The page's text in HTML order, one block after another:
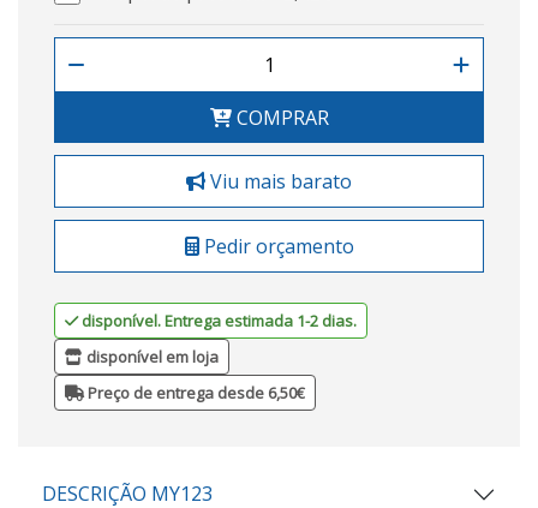
COMPRAR
Viu mais barato
Pedir orçamento
disponível. Entrega estimada 1-2 dias.
disponível em loja
Preço de entrega desde 6,50€
DESCRIÇÃO MY123